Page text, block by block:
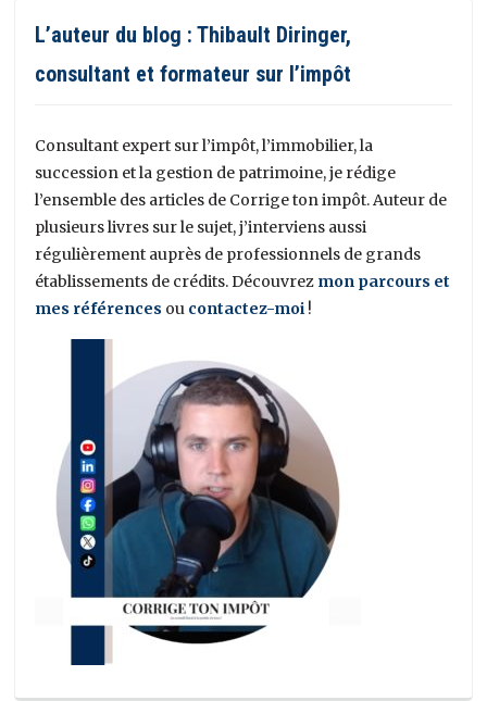
L’auteur du blog : Thibault Diringer,
consultant et formateur sur l’impôt
Consultant expert sur l’impôt, l’immobilier, la
succession et la gestion de patrimoine, je rédige
l’ensemble des articles de Corrige ton impôt. Auteur de
plusieurs livres sur le sujet, j’interviens aussi
régulièrement auprès de professionnels de grands
établissements de crédits. Découvrez mon parcours et
mes références ou contactez-moi !